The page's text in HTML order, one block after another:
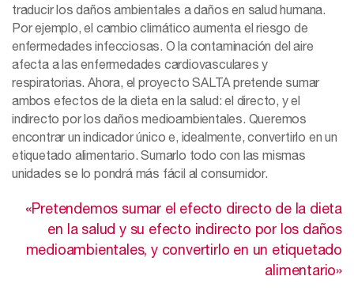
traducir los daños ambientales a daños en salud humana.
Por ejemplo, el cambio climático aumenta el riesgo de
enfermedades infecciosas. O la contaminación del aire
afecta a las enfermedades cardiovasculares y
respiratorias. Ahora, el proyecto SALTA pretende sumar
ambos efectos de la dieta en la salud: el directo, y el
indirecto por los daños medioambientales. Queremos
encontrar un indicador único e, idealmente, convertirlo en un
etiquetado alimentario. Sumarlo todo con las mismas
unidades se lo pondrá más fácil al consumidor.
«Pretendemos sumar el efecto directo de la dieta
en la salud y su efecto indirecto por los daños
medioambientales, y convertirlo en un etiquetado
alimentario»